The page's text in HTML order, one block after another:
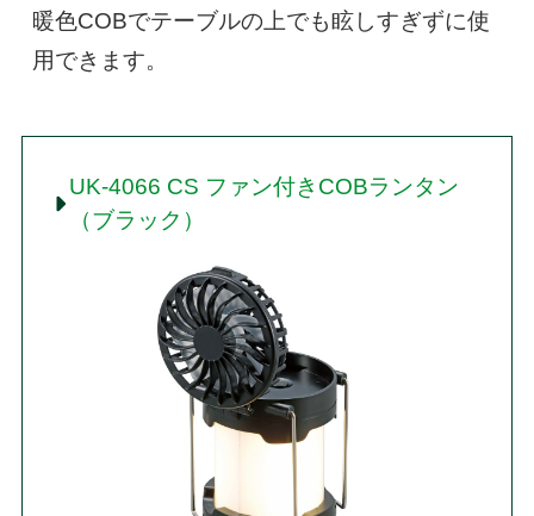
暖色COBでテーブルの上でも眩しすぎずに使
用できます。
UK-4066 CS ファン付きCOBランタン
（ブラック）